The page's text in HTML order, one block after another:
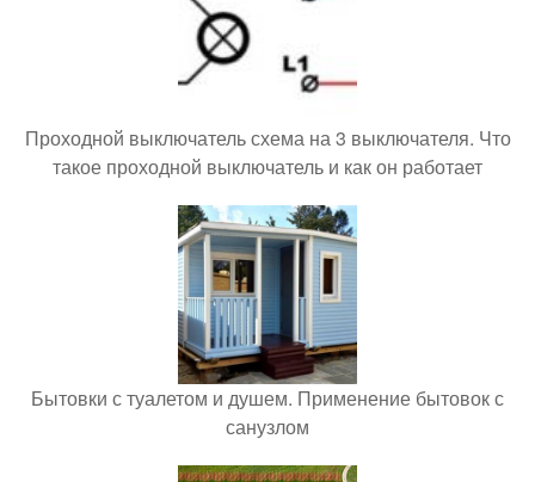
Проходной выключатель схема на 3 выключателя. Что
такое проходной выключатель и как он работает
Бытовки с туалетом и душем. Применение бытовок с
санузлом